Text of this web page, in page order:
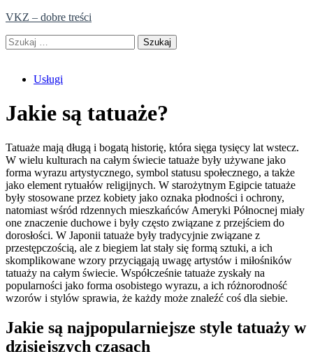
Skip
content
VKZ – dobre treści
Szukaj:
Usługi
Jakie są tatuaże?
Tatuaże mają długą i bogatą historię, która sięga tysięcy lat wstecz.
W wielu kulturach na całym świecie tatuaże były używane jako
forma wyrazu artystycznego, symbol statusu społecznego, a także
jako element rytuałów religijnych. W starożytnym Egipcie tatuaże
były stosowane przez kobiety jako oznaka płodności i ochrony,
natomiast wśród rdzennych mieszkańców Ameryki Północnej miały
one znaczenie duchowe i były często związane z przejściem do
dorosłości. W Japonii tatuaże były tradycyjnie związane z
przestępczością, ale z biegiem lat stały się formą sztuki, a ich
skomplikowane wzory przyciągają uwagę artystów i miłośników
tatuaży na całym świecie. Współcześnie tatuaże zyskały na
popularności jako forma osobistego wyrazu, a ich różnorodność
wzorów i stylów sprawia, że każdy może znaleźć coś dla siebie.
Jakie są najpopularniejsze style tatuaży w
dzisiejszych czasach